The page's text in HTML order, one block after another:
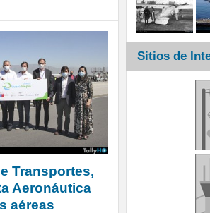
Transportes,
Aeronáutica
aéreas
Sitios de